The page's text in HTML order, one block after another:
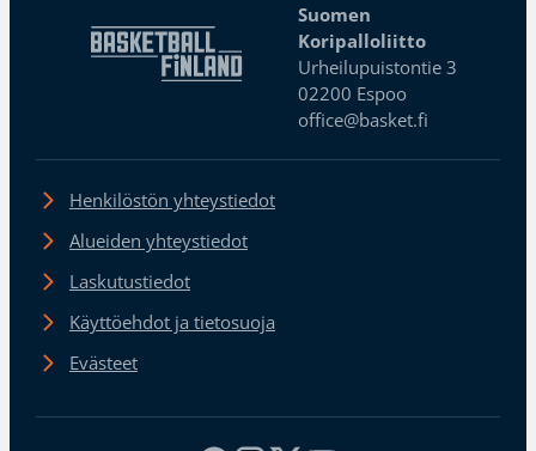
Suomen
Koripalloliitto
Urheilupuistontie 3
02200 Espoo
office@basket.fi
Henkilöstön yhteystiedot
Alueiden yhteystiedot
Laskutustiedot
Käyttöehdot ja tietosuoja
Evästeet